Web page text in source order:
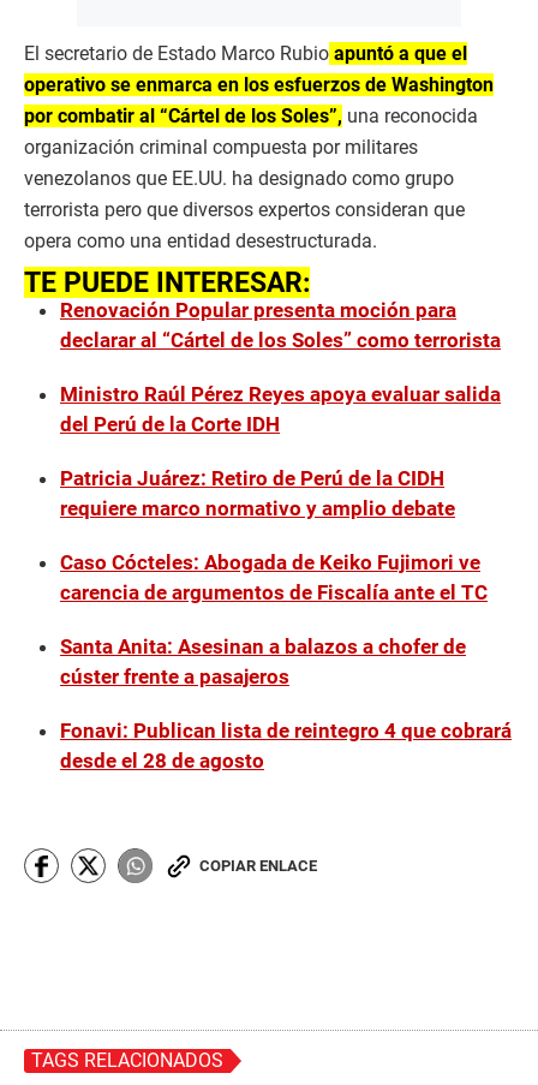
El secretario de Estado Marco Rubio apuntó a que el
operativo se enmarca en los esfuerzos de Washington
por combatir al “Cártel de los Soles”, una reconocida
organización criminal compuesta por militares
venezolanos que EE.UU. ha designado como grupo
terrorista pero que diversos expertos consideran que
opera como una entidad desestructurada.
TE PUEDE INTERESAR:
Renovación Popular presenta moción para
declarar al “Cártel de los Soles” como terrorista
Ministro Raúl Pérez Reyes apoya evaluar salida
del Perú de la Corte IDH
Patricia Juárez: Retiro de Perú de la CIDH
requiere marco normativo y amplio debate
Caso Cócteles: Abogada de Keiko Fujimori ve
carencia de argumentos de Fiscalía ante el TC
Santa Anita: Asesinan a balazos a chofer de
cúster frente a pasajeros
Fonavi: Publican lista de reintegro 4 que cobrará
desde el 28 de agosto
COPIAR ENLACE
TAGS RELACIONADOS